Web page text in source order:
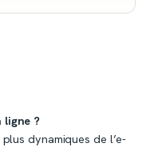
ligne ?
dynamiques de l’e-